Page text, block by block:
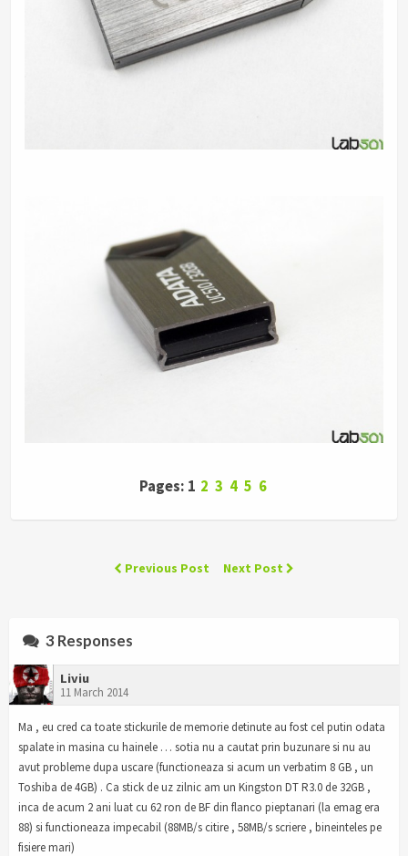
Pages: 1 2 3 4 5 6
Previous Post Next Post
3 Responses
Liviu
11 March 2014
Ma , eu cred ca toate stickurile de memorie detinute au fost cel putin odata
spalate in masina cu hainele … sotia nu a cautat prin buzunare si nu au
avut probleme dupa uscare (functioneaza si acum un verbatim 8 GB , un
Toshiba de 4GB) . Ca stick de uz zilnic am un Kingston DT R3.0 de 32GB ,
inca de acum 2 ani luat cu 62 ron de BF din flanco pieptanari (la emag era
88) si functioneaza impecabil (88MB/s citire , 58MB/s scriere , bineinteles pe
fisiere mari)